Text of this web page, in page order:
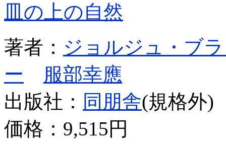
皿の上の自然
著者： ジョルジュ・ブ
ー
服部幸應
出版社： 同朋舎(規格外)
価格： 9,515円